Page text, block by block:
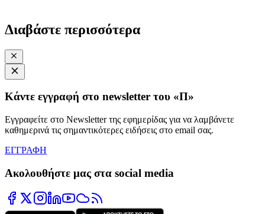
Διαβάστε περισσότερα
Κάντε εγγραφή στο newsletter του «Π»
Εγγραφείτε στο Newsletter της εφημερίδας για να λαμβάνετε
καθημερινά τις σημαντικότερες ειδήσεις στο email σας.
ΕΓΓΡΑΦΗ
Ακολουθήστε μας στα social media